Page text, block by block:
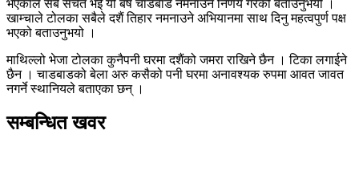
भएकाले सबै सचेत भई यो बर्ष चाडबाड नमनाउने निर्णय गरेको बताउनुभयो ।
खाम्चाले टोलका सबैले दशैं तिहार नमनाउने अभियानमा साथ दिनु महत्वपुर्ण पक्ष
भएको बताउनुभयो ।
माथिल्लो भेजा टोलका कुनैपनी घरमा दशैंको जमरा राखिने छैन । टिका लगाईने
छैन । चाडबाडको बेला अरु कसैको पनी घरमा अनावश्यक रुपमा आवत जावत
नगर्ने स्थानियले बताएका छन् ।
सम्बन्धित खवर